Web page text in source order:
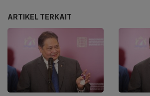
ARTIKEL TERKAIT